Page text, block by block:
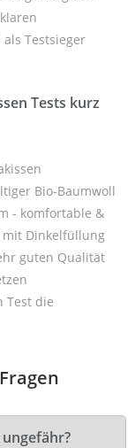
Testsieger
Tests kurz
Bio-Baumwoll
- komfortable &
mit Dinkelfüllung
guten Qualität
Test die